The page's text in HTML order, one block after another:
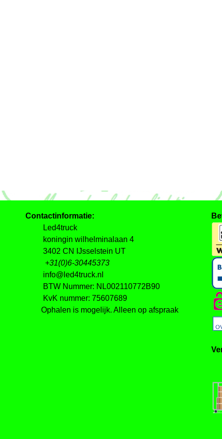
Contactinformatie:
Led4truck
koningin wilhelminalaan 4
3402 CN IJsselstein UT
+31(0)6-30445373
info@led4truck.nl
BTW Nummer: NL002110772B90
KvK nummer: 75607689
Ophalen is mogelijk. Alleen op afspraak